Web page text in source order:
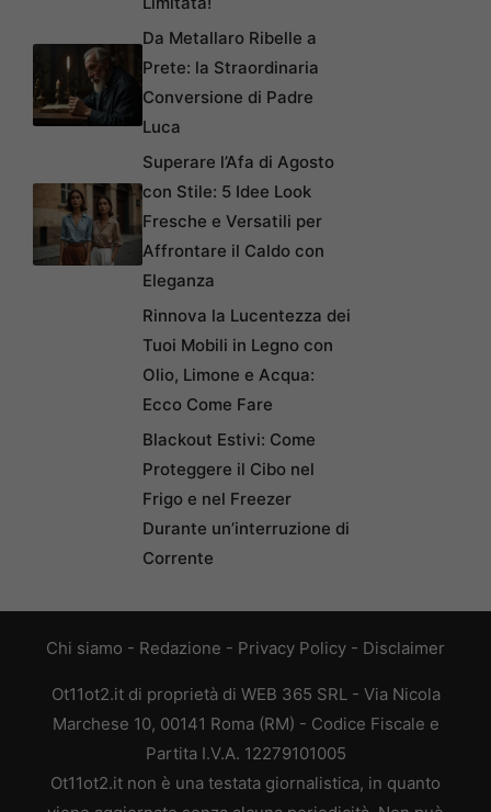
Da Metallaro Ribelle a
Prete: la Straordinaria
Conversione di Padre
Luca
Superare l’Afa di Agosto
con Stile: 5 Idee Look
Fresche e Versatili per
Affrontare il Caldo con
Eleganza
Rinnova la Lucentezza dei
Tuoi Mobili in Legno con
Olio, Limone e Acqua:
Ecco Come Fare
Blackout Estivi: Come
Proteggere il Cibo nel
Frigo e nel Freezer
Durante un’interruzione di
Corrente
Chi siamo - Redazione - Privacy Policy - Disclaimer
Ot11ot2.it di proprietà di WEB 365 SRL - Via Nicola
Marchese 10, 00141 Roma (RM) - Codice Fiscale e
Partita I.V.A. 12279101005
Ot11ot2.it non è una testata giornalistica, in quanto